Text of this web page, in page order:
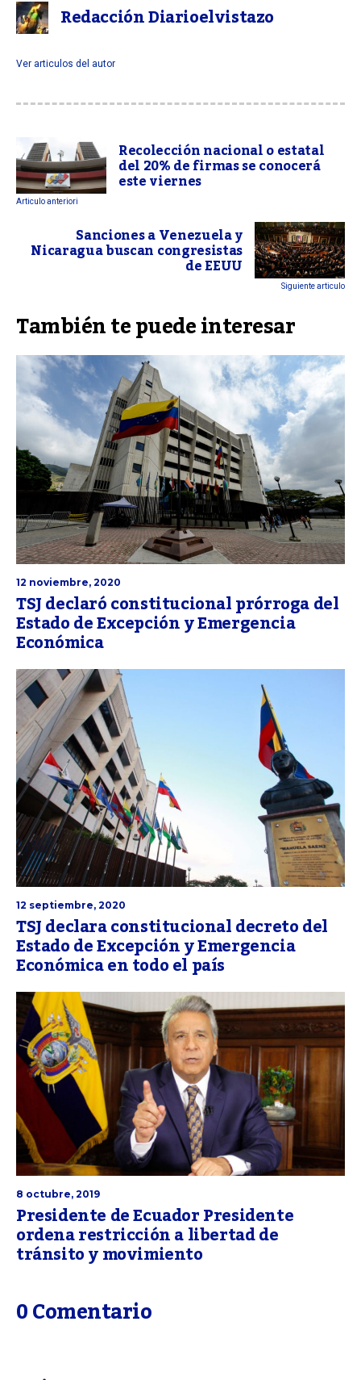
Redacción Diarioelvistazo
Ver articulos del autor
Recolección nacional o estatal
del 20% de firmas se conocerá
este viernes
Articulo anteriori
Sanciones a Venezuela y
Nicaragua buscan congresistas
de EEUU
Siguiente articulo
También te puede interesar
12 noviembre, 2020
TSJ declaró constitucional prórroga del
Estado de Excepción y Emergencia
Económica
12 septiembre, 2020
TSJ declara constitucional decreto del
Estado de Excepción y Emergencia
Económica en todo el país
8 octubre, 2019
Presidente de Ecuador Presidente
ordena restricción a libertad de
tránsito y movimiento
0 Comentario